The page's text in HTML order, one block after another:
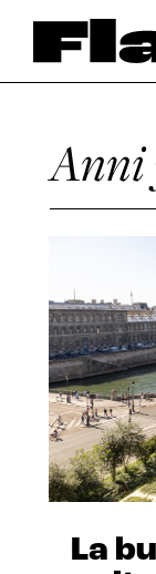
Anni
La